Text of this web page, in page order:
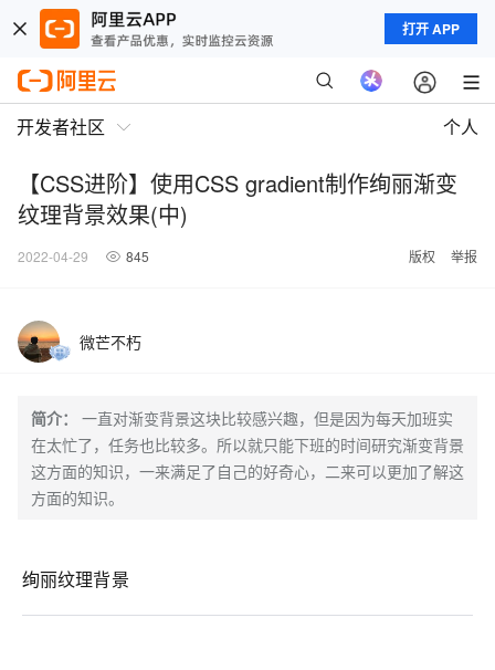
打开 APP
开发者社区 个人
【CSS进阶】使用CSS gradient制作绚丽渐变
纹理背景效果(中)
2022-04-29 845 版权 举报
微芒不朽
简介：
一直对渐变背景这块比较感兴趣，但是因为每天加班实
在太忙了，任务也比较多。所以就只能下班的时间研究渐变背景
这方面的知识，一来满足了自己的好奇心，二来可以更加了解这
方面的知识。
绚丽纹理背景